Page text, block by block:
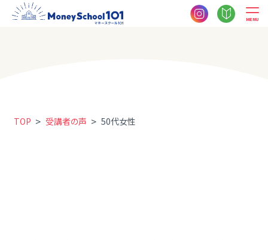
MENU
TOP > 受講者の声 > 50代女性